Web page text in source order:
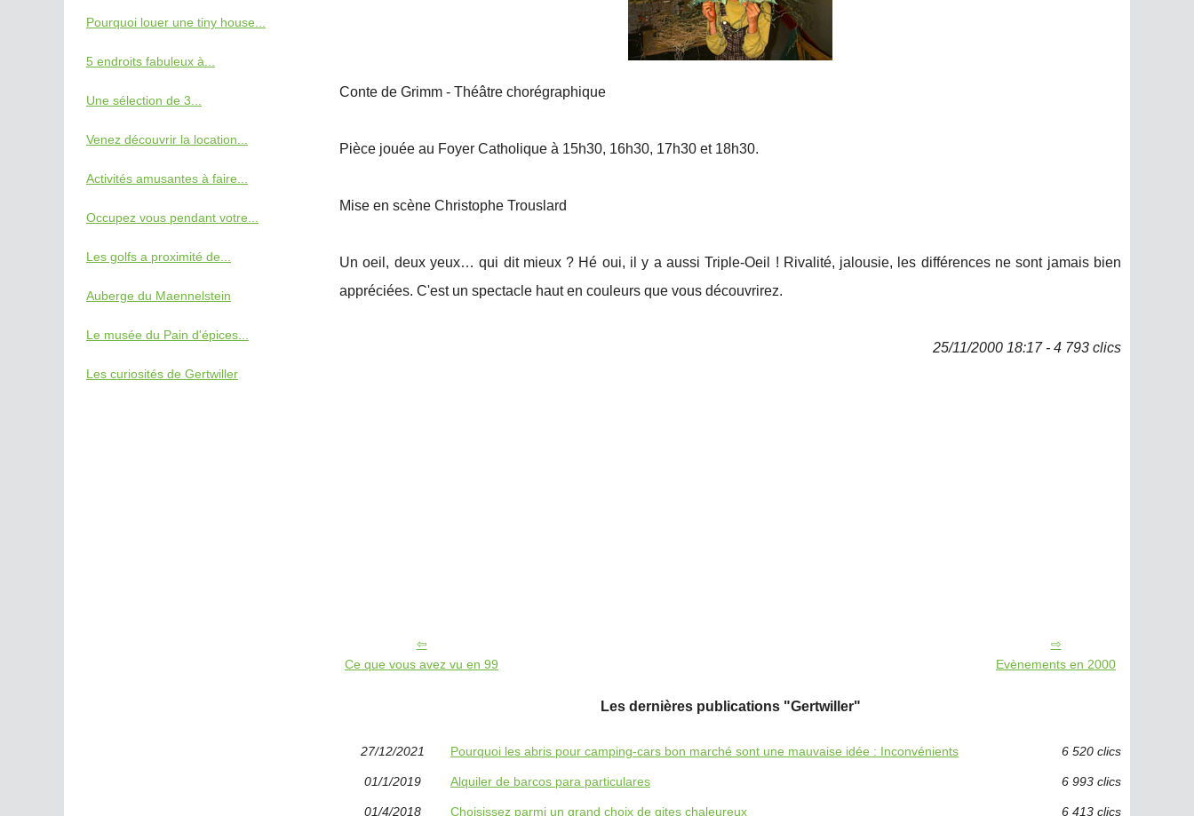
Conte de Grimm - Théâtre chorégraphique
Pièce jouée au Foyer Catholique à 15h30, 16h30, 17h30 et 18h30.
Mise en scène Christophe Trouslard
Un oeil, deux yeux… qui dit mieux ? Hé oui, il y a aussi Triple-Oeil ! Rivalité, jalousie, les différences ne sont jamais bien
appréciées. C'est un spectacle haut en couleurs que vous découvrirez.
25/11/2000 18:17 - 4 793 clics
Ce que vous avez vu en 99 Evènements en 2000
Les dernières publications "Gertwiller"
27/12/2021 Pourquoi les abris pour camping-cars bon marché sont une mauvaise idée : Inconvénients 6 520 clics
01/1/2019 Alquiler de barcos para particulares 6 993 clics
01/4/2018 Choisissez parmi un grand choix de gites chaleureux 6 413 clics
Pourquoi louer une tiny house...
5 endroits fabuleux à...
Une sélection de 3...
Venez découvrir la location...
Activités amusantes à faire...
Occupez vous pendant votre...
Les golfs a proximité de...
Auberge du Maennelstein
Le musée du Pain d'épices...
Les curiosités de Gertwiller